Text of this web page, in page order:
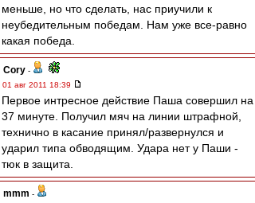
меньше, но что сделать, нас приучили к
неубедительным победам. Нам уже все-равно
какая победа.
Cory -
01 авг 2011 18:39
Первое интресное действие Паша совершил на
37 минуте. Получил мяч на линии штрафной,
технично в касание принял/развернулся и
ударил типа обводящим. Удара нет у Паши -
тюк в защита.
mmm -